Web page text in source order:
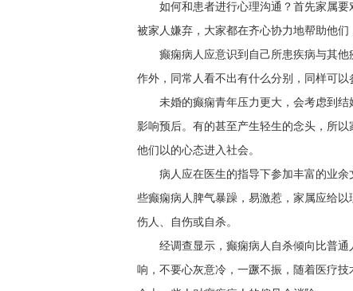
如何和患者进行心理沟通？首先家属
被家人嫌弃，大家都在齐心协力地帮助他们
癫痫病人应意识到自己所患疾病与其
作外，同常人看不出有什么分别，同样可以
未婚的癫痫青年压力更大，会考虑到
影响预后。有的甚至产生轻生的念头，所
他们以的心态进入社会。
病人应在医生的指导下参加丰富的业
些癫痫病人脾气暴躁，易激惹，家属应给
伤人、自伤或自杀。
经调查显示，癫痫病人自杀倾向比普
响，不要心灰意冷，一蹶不振，随着医疗